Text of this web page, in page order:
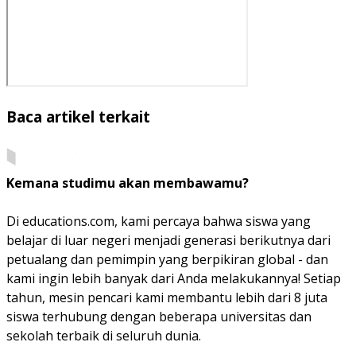
Baca artikel terkait
Kemana studimu akan membawamu?
Di educations.com, kami percaya bahwa siswa yang
belajar di luar negeri menjadi generasi berikutnya dari
petualang dan pemimpin yang berpikiran global - dan
kami ingin lebih banyak dari Anda melakukannya! Setiap
tahun, mesin pencari kami membantu lebih dari 8 juta
siswa terhubung dengan beberapa universitas dan
sekolah terbaik di seluruh dunia.